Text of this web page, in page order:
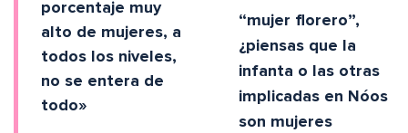
porcentaje muy
alto de mujeres, a
todos los niveles,
no se entera de
todo»
“mujer florero”,
¿piensas que la
infanta o las otras
implicadas en Nóos
son mujeres